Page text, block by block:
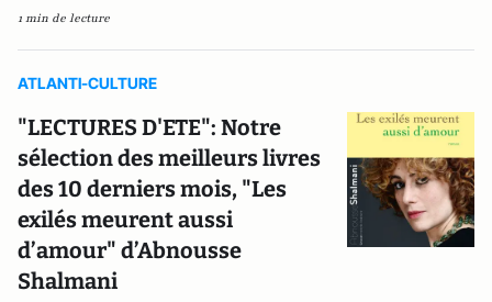
1 min de lecture
ATLANTI-CULTURE
"LECTURES D'ETE": Notre
sélection des meilleurs livres
des 10 derniers mois, "Les
exilés meurent aussi
d’amour" d’Abnousse
Shalmani